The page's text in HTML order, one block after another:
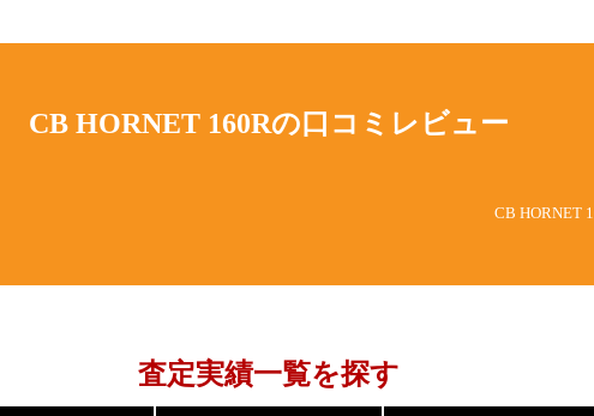
CB HORNET 160Rの 口コミレビュー
CB HORNET
査定実績一覧を探す